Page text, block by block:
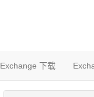
Exchange 下载